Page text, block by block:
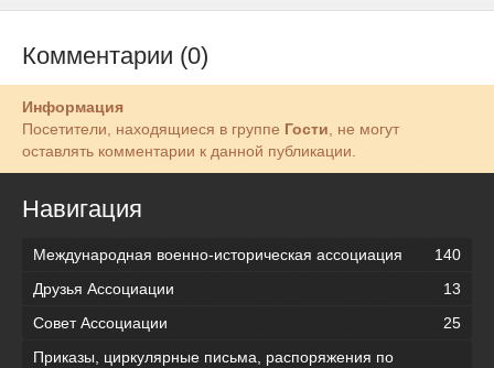
Комментарии (0)
Информация
Посетители, находящиеся в группе Гости , не могут
оставлять комментарии к данной публикации.
Навигация
Международная военно-историческая ассоциация
140
Друзья Ассоциации
13
Совет Ассоциации
25
Приказы, циркулярные письма, распоряжения по